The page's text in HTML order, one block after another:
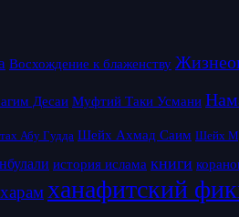
Восхождение к блаженству
Десаи Муфтий Таки Усмани
Абу Гудда Шейх Ахмад Саим Шейх
история ислама книги
ханафитский